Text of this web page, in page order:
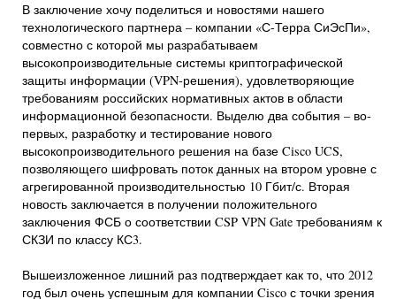
В заключение хочу поделиться и новостями нашего
технологического партнера – компании «С-Терра СиЭсПи»,
совместно с которой мы разрабатываем
высокопроизводительные системы криптографической
защиты информации (VPN-решения), удовлетворяющие
требованиям российских нормативных актов в области
информационной безопасности. Выделю два события – во-
первых, разработку и тестирование нового
высокопроизводительного решения на базе Cisco UCS,
позволяющего шифровать поток данных на втором уровне с
агрегированнoй производительностью 10 Гбит/с. Вторая
новость заключается в получении положительного
заключения ФСБ о соответствии CSP VPN Gate требованиям к
СКЗИ по классу КС3.
Вышеизложенное лишний раз подтверждает как то, что 2012
год был очень успешным для компании Cisco с точки зрения